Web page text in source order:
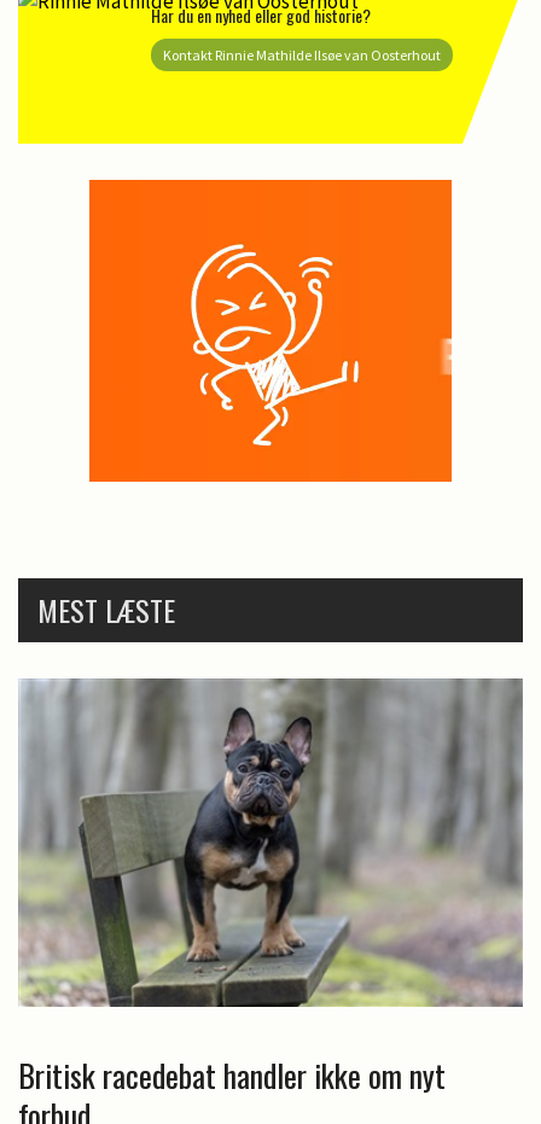
Har du en nyhed eller god historie?
Kontakt Rinnie Mathilde Ilsøe van Oosterhout
MEST LÆSTE
Britisk racedebat handler ikke om nyt